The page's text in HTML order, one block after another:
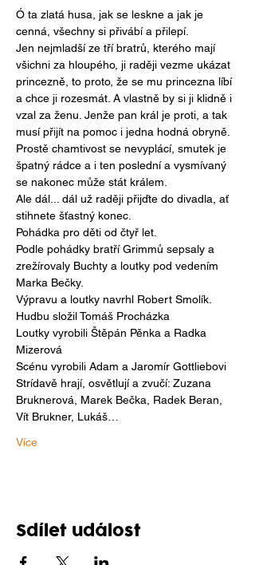
Ó ta zlatá husa, jak se leskne a jak je
cenná, všechny si přivábí a přilepí.
Jen nejmladší ze tří bratrů, kterého mají
všichni za hloupého, ji raději vezme ukázat
princezně, to proto, že se mu princezna líbí
a chce ji rozesmát. A vlastně by si ji klidně i
vzal za ženu. Jenže pan král je proti, a tak
musí přijít na pomoc i jedna hodná obryně.
Prostě chamtivost se nevyplácí, smutek je
špatný rádce a i ten poslední a vysmívaný
se nakonec může stát králem.
Ale dál... dál už raději přijďte do divadla, ať
stihnete šťastný konec.
Pohádka pro děti od čtyř let.
Podle pohádky bratří Grimmů sepsaly a
zrežírovaly Buchty a loutky pod vedením
Marka Bečky.
Výpravu a loutky navrhl Robert Smolík.
Hudbu složil Tomáš Procházka
Loutky vyrobili Štěpán Pěnka a Radka
Mizerová
Scénu vyrobili Adam a Jaromír Gottliebovi
Strídavě hrají, osvětlují a zvučí: Zuzana
Bruknerová, Marek Bečka, Radek Beran,
Vít Brukner, Lukáš…
Více
Sdílet událost